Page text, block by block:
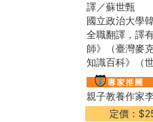
譯／蘇世甄
國立政治大學
全職翻譯，譯
師》（臺灣麥
知識百科》（
親子教養作家
定價：